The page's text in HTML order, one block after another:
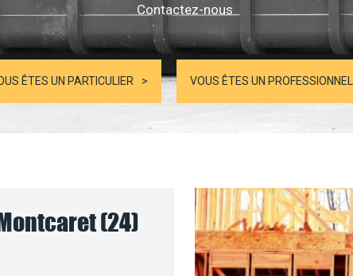
Contactez-nous
ÊTES UN PARTICULIER VOUS ÊTES UN PROFESSIONNEL
(24)